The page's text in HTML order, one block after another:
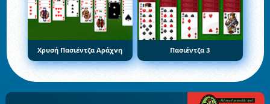
Χρυσή Πασιέντζα Αράχνη Πασιέντζα 3